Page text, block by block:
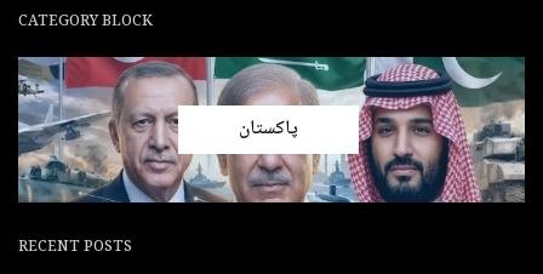
CATEGORY BLOCK
پاکستان
RECENT POSTS